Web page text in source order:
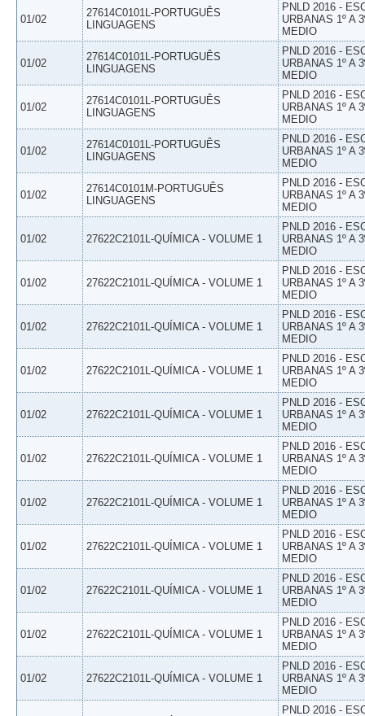
01/02
27614C0101L-PORTUGUÊS
LINGUAGENS
PNLD 2016 -
URBANAS 1º A
MEDIO
01/02
27614C0101L-PORTUGUÊS
LINGUAGENS
PNLD 2016 -
URBANAS 1º A
MEDIO
01/02
27614C0101L-PORTUGUÊS
LINGUAGENS
PNLD 2016 -
URBANAS 1º A
MEDIO
01/02
27614C0101L-PORTUGUÊS
LINGUAGENS
PNLD 2016 -
URBANAS 1º A
MEDIO
01/02
27614C0101M-PORTUGUÊS
LINGUAGENS
PNLD 2016 -
URBANAS 1º A
MEDIO
01/02 27622C2101L-QUÍMICA - VOLUME 1
PNLD 2016 -
URBANAS 1º A
MEDIO
01/02 27622C2101L-QUÍMICA - VOLUME 1
PNLD 2016 -
URBANAS 1º A
MEDIO
01/02 27622C2101L-QUÍMICA - VOLUME 1
PNLD 2016 -
URBANAS 1º A
MEDIO
01/02 27622C2101L-QUÍMICA - VOLUME 1
PNLD 2016 -
URBANAS 1º A
MEDIO
01/02 27622C2101L-QUÍMICA - VOLUME 1
PNLD 2016 -
URBANAS 1º A
MEDIO
01/02 27622C2101L-QUÍMICA - VOLUME 1
PNLD 2016 -
URBANAS 1º A
MEDIO
01/02 27622C2101L-QUÍMICA - VOLUME 1
PNLD 2016 -
URBANAS 1º A
MEDIO
01/02 27622C2101L-QUÍMICA - VOLUME 1
PNLD 2016 -
URBANAS 1º A
MEDIO
01/02 27622C2101L-QUÍMICA - VOLUME 1
PNLD 2016 -
URBANAS 1º A
MEDIO
01/02 27622C2101L-QUÍMICA - VOLUME 1
PNLD 2016 -
URBANAS 1º A
MEDIO
01/02 27622C2101L-QUÍMICA - VOLUME 1
PNLD 2016 -
URBANAS 1º A
MEDIO
PNLD 2016 -